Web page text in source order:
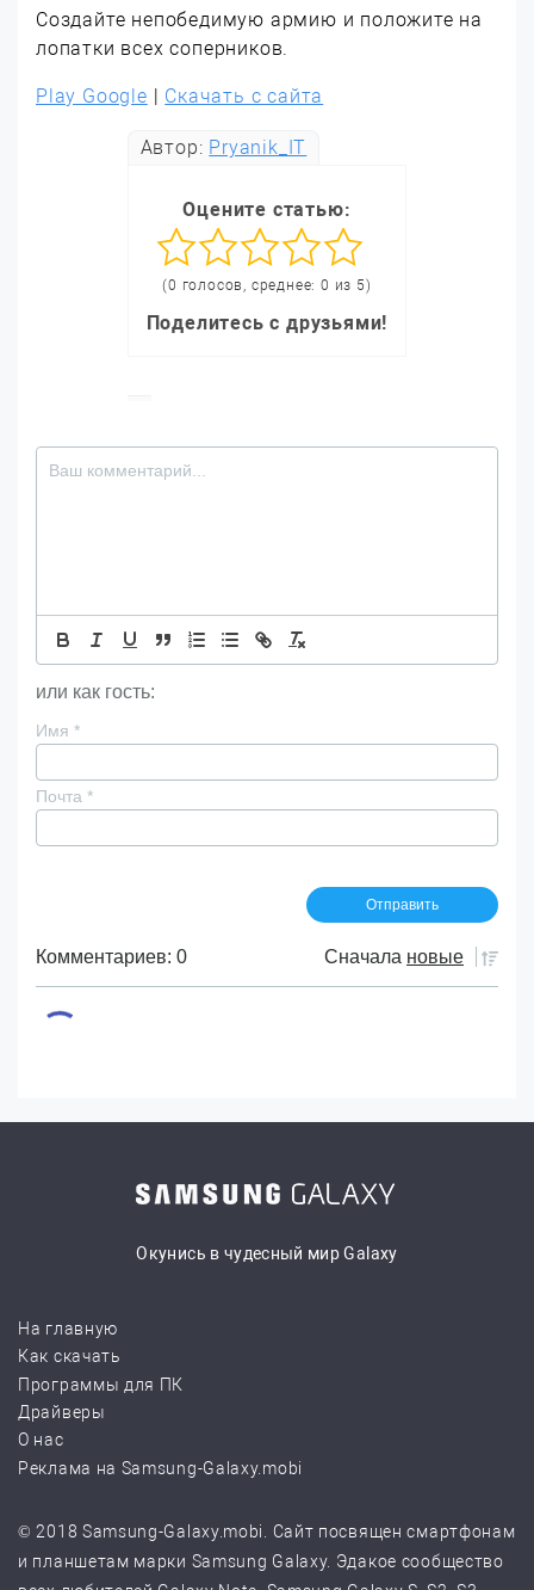
Создайте непобедимую армию и положите на
лопатки всех соперников.
Play Google | Скачать с сайта
Автор: Pryanik_IT
Оцените статью:
(0 голосов, среднее: 0 из 5)
Поделитесь с друзьями!
или как гость:
Имя *
Почта *
Комментариев: 0 Сначала новые
Окунись в чудесный мир Galaxy
На главную
Как скачать
Программы для ПК
Драйверы
О нас
Реклама на Samsung-Galaxy.mobi
© 2018 Samsung-Galaxy.mobi. Сайт посвящен смартфонам
и планшетам марки Samsung Galaxy. Эдакое сообщество